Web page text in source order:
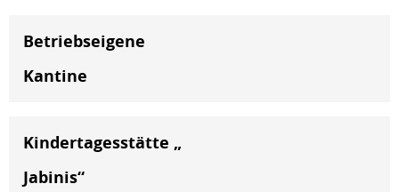
Betriebseigene
Kantine
Kindertagesstätte „
Jabinis“